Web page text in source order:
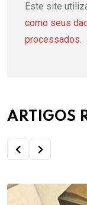
Este site
como seus
processados.
ARTIGOS